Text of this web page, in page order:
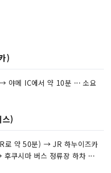
)
메 IC에서 약 10분 ··· 소요
스)
로 약 50분) → JR 하누이즈카
쿠시마 버스 정류장 하차 ···